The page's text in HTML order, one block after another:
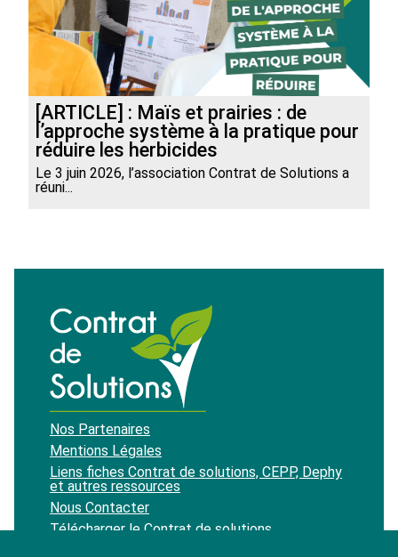
[ARTICLE] : Maïs et prairies : de
l’approche système à la pratique pour
réduire les herbicides
Le 3 juin 2026, l’association Contrat de Solutions a
réuni...
Nos Partenaires
Mentions Légales
Liens fiches Contrat de solutions, CEPP, Dephy
et autres ressources
Nous Contacter
Télécharger le Contrat de solutions